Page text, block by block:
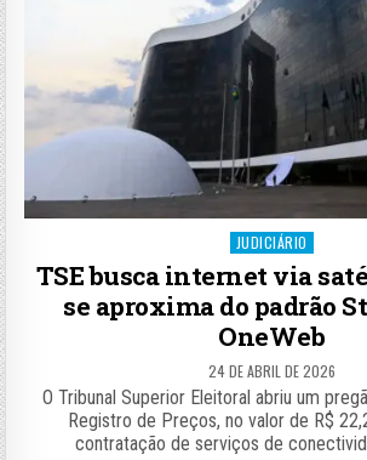
Posted
JUDICIÁRIO
TSE busca internet via
se aproxima do padrão
OneWeb
24 DE ABRIL DE 2026
O Tribunal Superior Eleitoral abriu um
Registro de Preços, no valor de R$
contratação de serviços de